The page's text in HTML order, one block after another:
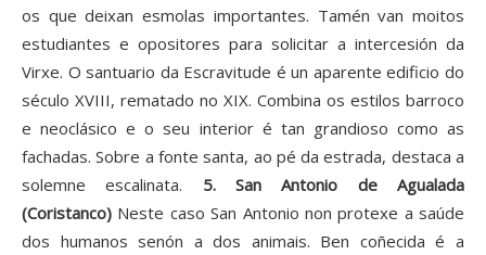
os que deixan esmolas importantes. Tamén van moitos
estudiantes e opositores para solicitar a intercesión da
Virxe. O santuario da Escravitude é un aparente edificio do
século XVIII, rematado no XIX. Combina os estilos barroco
e neoclásico e o seu interior é tan grandioso como as
fachadas. Sobre a fonte santa, ao pé da estrada, destaca a
solemne escalinata. 5. San Antonio de Agualada
(Coristanco) Neste caso San Antonio non protexe a saúde
dos humanos senón a dos animais. Ben coñecida é a